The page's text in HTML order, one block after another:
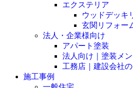
エクステリア
ウッドデッキ
玄関リフォー
法人・企業様向け
アパート塗装
法人向け｜塗装メ
工務店｜建設会社
施工事例